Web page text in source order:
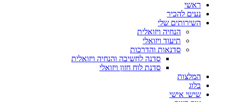
ראשי
נעים להכיר
השירותים שלי
הנחיה ויזואלית
תיעוד ויזואלי
סדנאות והדרכות
סדנה לחשיבה והנחיה ויזואלית
סדנת לוח חזון ויזואלי
המלצות
בלוג
שישי אישי